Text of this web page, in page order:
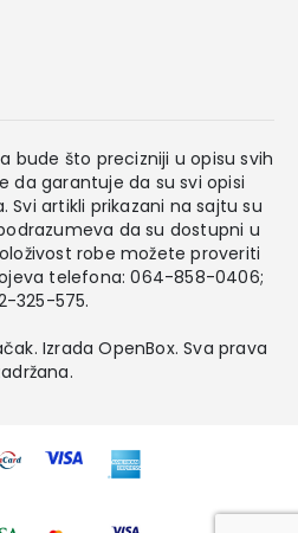
bude što precizniji u opisu svih
da garantuje da su svi opisi
Svi artikli prikazani na sajtu su
da su dostupni u
robe možete proveriti
telefona: 064-858-0406;
325-575.
IzradaOpenBox. Sva prava